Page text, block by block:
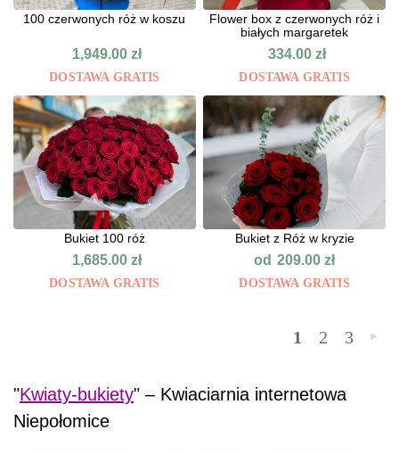
100 czerwonych róż w koszu
1,949.00zł
DOSTAWA GRATIS
Flower box z czerwonych róż i
białych margaretek
334.00zł
DOSTAWA GRATIS
Bukiet 100 róż
1,685.00zł
DOSTAWA GRATIS
Bukiet z Róż w kryzie
od 209.00zł
DOSTAWA GRATIS
1 2 3 »
"Kwiaty-bukiety" – Kwiaciarnia internetowa
Niepołomice